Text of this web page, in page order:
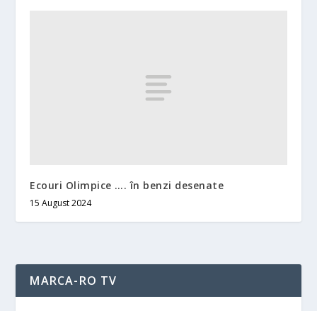
Ecouri Olimpice …. în benzi desenate
15 August 2024
MARCA-RO TV